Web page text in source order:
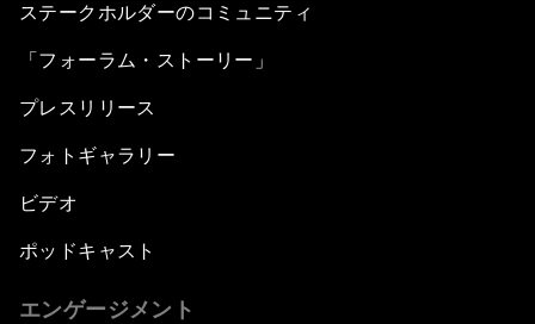
ステークホルダーのコミュニティ
「フォーラム・ストーリー」
プレスリリース
フォトギャラリー
ビデオ
ポッドキャスト
エンゲージメント